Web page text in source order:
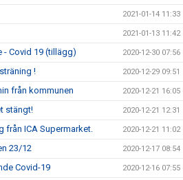
2021-01-14 11:33
2021-01-13 11:42
- Covid 19 (tillägg) 2020-12-30 07:56
! 2020-12-29 09:51
från kommunen 2020-12-21 16:05
stängt! 2020-12-21 12:31
från ICA Supermarket. 2020-12-21 11:02
23/12 2020-12-17 08:54
Covid-19 2020-12-16 07:55